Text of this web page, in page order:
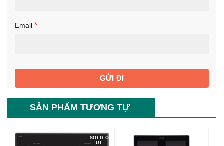
Email *
SẢN PHẨM TƯƠNG TỰ
SOLD O
UT